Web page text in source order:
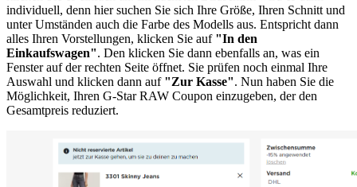
individuell, denn hier suchen Sie sich Ihre Größe, Ihren Schnitt und
unter Umständen auch die Farbe des Modells aus. Entspricht dann
alles Ihren Vorstellungen, klicken Sie auf "In den
Einkaufswagen". Den klicken Sie dann ebenfalls an, was ein
Fenster auf der rechten Seite öffnet. Sie prüfen noch einmal Ihre
Auswahl und klicken dann auf "Zur Kasse". Nun haben Sie die
Möglichkeit, Ihren G-Star RAW Coupon einzugeben, der den
Gesamtpreis reduziert.